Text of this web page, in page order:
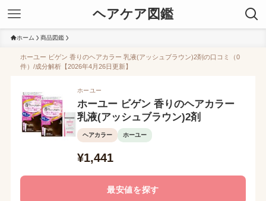
ヘアケア図鑑
ホーム 商品図鑑
ホーユー ビゲン 香りのヘアカラー 乳液(アッシュブラウン)2剤の口コミ（0
件）/成分解析【2026年4月26日更新】
ホーユー
ホーユー ビゲン 香りのヘアカラー
乳液(アッシュブラウン)2剤
ヘアカラー ホーユー
¥1,441
最安値を探す